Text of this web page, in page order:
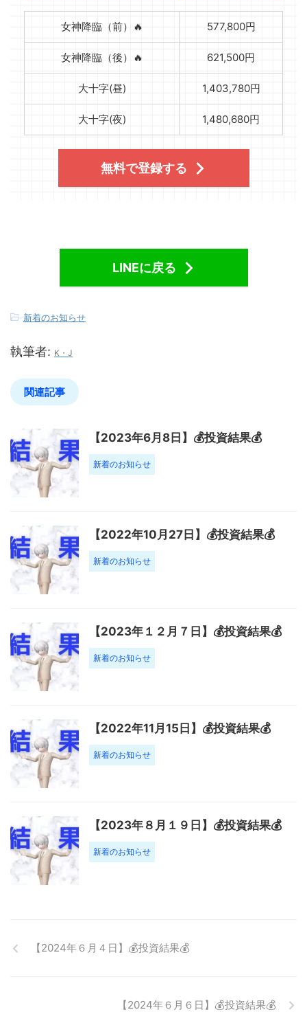
女神降臨（前）🔥 577,800円
女神降臨（後）🔥 621,500円
大十字(昼) 1,403,780円
大十字(夜) 1,480,680円
無料で登録する
LINEに戻る
-新着のお知らせ
執筆者: K・J
関連記事
【2023年6月8日】💰投資結果💰
新着のお知らせ
【2022年10月27日】💰投資結果💰
新着のお知らせ
【2023年１２月７日】💰投資結果💰
新着のお知らせ
【2022年11月15日】💰投資結果💰
新着のお知らせ
【2023年８月１９日】💰投資結果💰
新着のお知らせ
【2024年６月４日】💰投資結果💰
【2024年６月６日】💰投資結果💰